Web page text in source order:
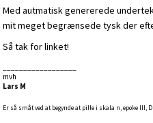
Med autmatisk genererede
mit meget begrænsede tysk der
Så tak for linket!
mvh
Lars M
Er så småt ved at begynde at pille i skala n, epoke III,